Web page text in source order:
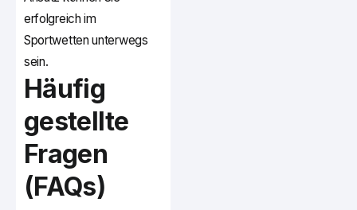
erfolgreich im
Sportwetten unterwegs
sein.
Häufig
gestellte
Fragen
(FAQs)